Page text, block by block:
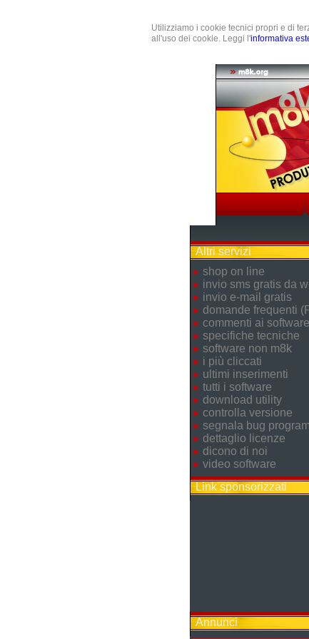
Utilizziamo i cookie tecnici propri e di
all'uso dei cookie. Leggi l'informativa
Altri servizi
shop on line
invio sms gratis da
invio e-mail gratis
domande frequenti
commenti ai software
specifiche tecniche
software non m8k
i più cliccati
ultimi inserimenti
tutti i software
download utility
controlla versione
segnala bug
dettaglio licenze
dicono di noi
video software
Link sponsorizzati
Annunci